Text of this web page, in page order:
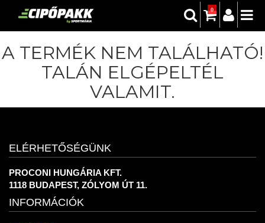
0
A TERMÉK NEM TALÁLHATÓ!
TALÁN ELGÉPELTÉL
VALAMIT.
ELÉRHETŐSÉGÜNK
PROCONI HUNGÁRIA KFT.
1118 BUDAPEST, ZÓLYOM ÚT 11.
INFORMÁCIÓK